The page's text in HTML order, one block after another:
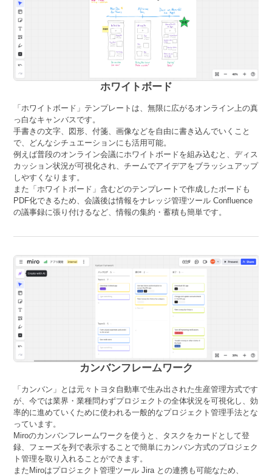
ホワイトボード
「ホワイトボード」テンプレートは、無限に広がるオンライン上の真
っ白なキャンバスです。
手書きの文字、図形、付箋、画像などを自由に書き込んでいくこと
で、どんなシチュエーションにも活用可能。
例えば普段のオンライン会議にホワイトボードを組み込むと、ディス
カッション状況が可視化され、チームでアイデアをブラッシュアップ
しやすくなります。
また「ホワイトボード」含むどのテンプレートで作成したボードも
PDF化できるため、会議後は情報をナレッジ管理ツール Confluence
の議事録に張り付けるなど、情報の集約・蓄積も簡単です。
カンバンフレームワーク
「カンバン」とは元々トヨタ自動車で生み出された生産管理方式です
が、今では業界・業種問わずプロジェクトの全体状況を可視化し、効
率的に進めていくために使われる一般的なプロジェクト管理手法とな
っています。
Miroのカンバンフレームワークを使うと、タスクをカードとして登
録、フェーズを列で表示することで簡単にカンバン方式のプロジェク
ト管理を取り入れることができます。
またMiroはプロジェクト管理ツール Jira との連携も可能なため、